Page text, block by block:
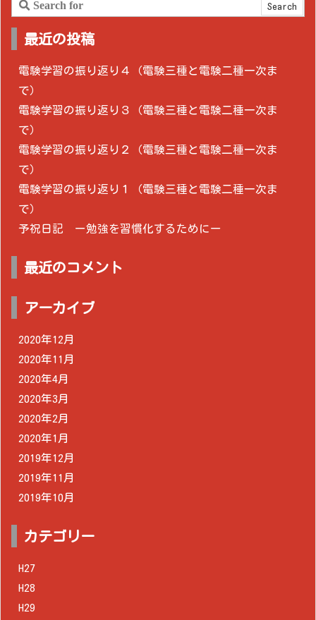
最近の投稿
電験学習の振り返り４（電験三種と電験二種一次ま
で）
電験学習の振り返り３（電験三種と電験二種一次ま
で）
電験学習の振り返り２（電験三種と電験二種一次ま
で）
電験学習の振り返り１（電験三種と電験二種一次ま
で）
予祝日記 ー勉強を習慣化するためにー
最近のコメント
アーカイブ
2020年12月
2020年11月
2020年4月
2020年3月
2020年2月
2020年1月
2019年12月
2019年11月
2019年10月
カテゴリー
H27
H28
H29